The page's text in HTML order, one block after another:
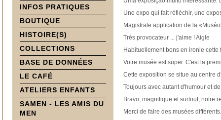
INFOS PRATIQUES
BOUTIQUE
HISTOIRE(S)
COLLECTIONS
BASE DE DONNÉES
LE CAFÉ
ATELIERS ENFANTS
SAMEN - LES AMIS DU
MEN
Une expo qui fait réfléchir, une
Magistrale application de la
Très provocateur ... j'aime ! Aigle
Habituellement bons en ironie
Votre musée est super. C'est la
Cette exposition se situe au centre
Toujours avec autant d'humour et
Bravo, magnifique et surtout, notre
Merci de faire des musées différents.